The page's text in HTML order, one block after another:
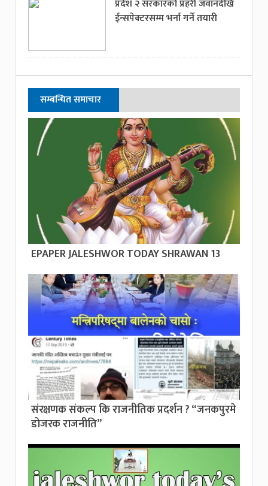
प्रदेश २ सरकारको प्रहरी जवानदेखि
ईन्सपेक्टरसम्म भर्ना गर्ने तयारी
सम्बन्धित समाचार
EPAPER JALESHWOR TODAY SHRAWAN 13
संरक्षणक संकल्प कि राजनीतिक प्रदर्शन ? “जनकपुरमे
डोजरक राजनीति”